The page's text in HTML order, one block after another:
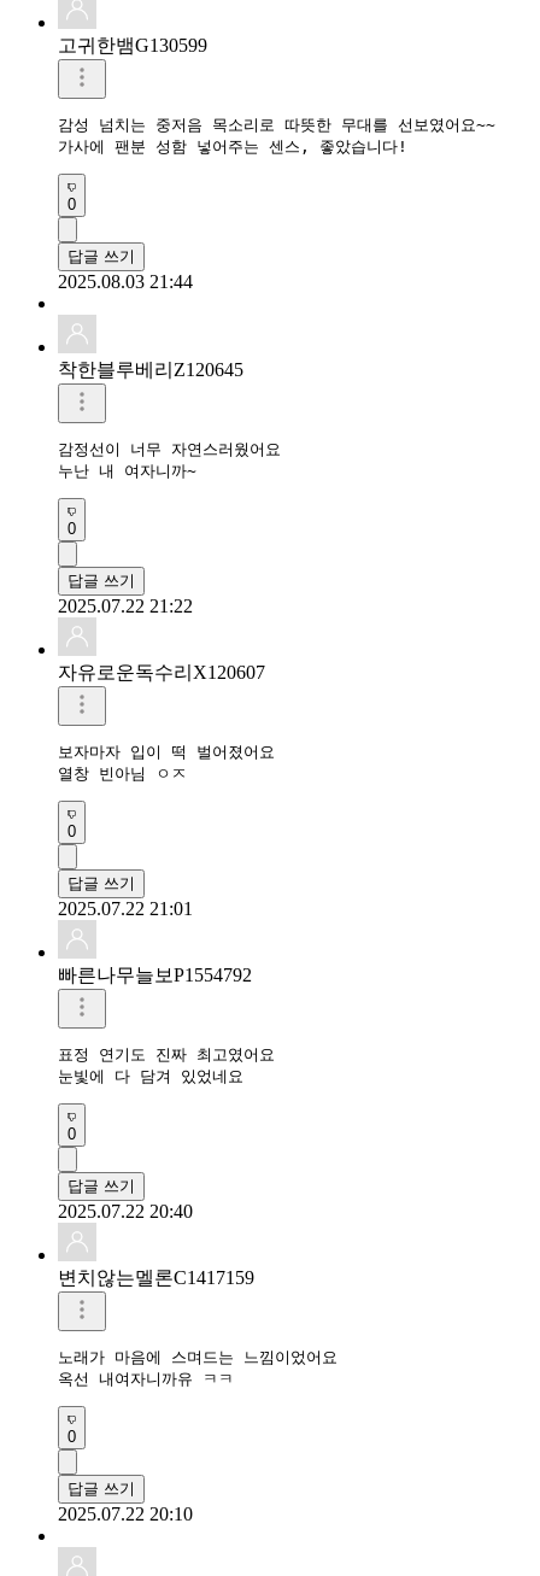
고귀한뱀G130599
감성 넘치는 중저음 목소리로 따뜻한 무대를 선보였어요~~
0
답글 쓰기
2025.08.03 21:44
착한블루베리Z120645
감정선이 너무 자연스러웠어요
누난 내 여자니까~
0
답글 쓰기
2025.07.22 21:22
자유로운독수리X120607
보자마자 입이 떡 벌어졌어요
열창 빈아님 ㅇㅈ
0
답글 쓰기
2025.07.22 21:01
빠른나무늘보P1554792
표정 연기도 진짜 최고였어요
눈빛에 다 담겨 있었네요
0
답글 쓰기
2025.07.22 20:40
변치않는멜론C1417159
노래가 마음에 스며드는 느낌이었어요
옥선 내여자니까유 ㅋㅋ
0
답글 쓰기
2025.07.22 20:10